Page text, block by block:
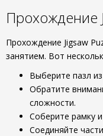
Прохождение
Прохождение Jigsaw
занятием. Вот
Выберите пазл
Обратите
сложности.
Соберите рамку
Соединяйте